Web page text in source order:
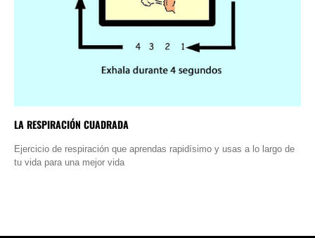
LA RESPIRACIÓN CUADRADA
Ejercicio de respiración que aprendas rapidísimo y usas a lo largo de
tu vida para una mejor vida